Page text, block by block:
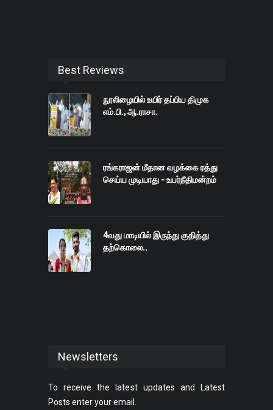
Best Reviews
நூலிழையில் உயிர் தப்பிய திமுக
எம்.பி., ஆ.ராசா.
ரங்கராஜன் மீதான வழக்கை ரத்து
செய்ய முடியாது - உயர்நீதிமன்றம்
4வது மாடியில் இருந்து குதித்து
தற்கொலை..
Newsletters
To receive the latest updates and Latest
Posts enter your email.